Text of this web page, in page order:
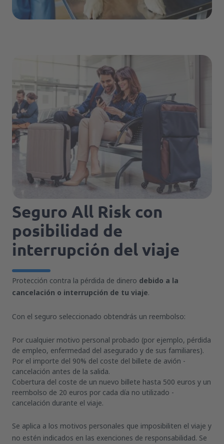
Seguro All Risk con
posibilidad de
interrupción del viaje
Protección contra la pérdida de dinero debido a la
cancelación o interrupción de tu viaje.
Con el seguro seleccionado obtendrás un reembolso:
Por cualquier motivo personal probado (por ejemplo, pérdida
de empleo, enfermedad del asegurado y de sus familiares).
Por el importe del 90% del coste del billete de avión -
cancelación antes de la salida.
Cobertura del coste de un nuevo billete hasta 500 euros y un
reembolso de 20 euros por cada día no utilizado -
cancelación durante el viaje.
Se aplica a los motivos personales que imposibiliten el viaje y
no estén indicados en las exenciones de responsabilidad. Se